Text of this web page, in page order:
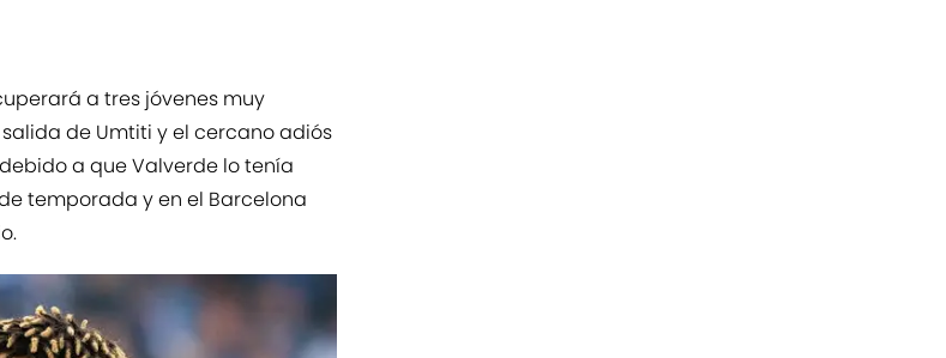
a tres jóvenes muy
de Umtiti y el cercano adiós
a que Valverde lo tenía
temporada y en el Barcelona